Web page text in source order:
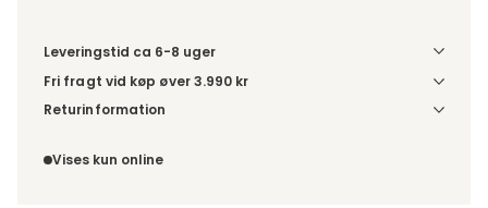
Leveringstid ca 6-8 uger
Fri fragt vid køp øver 3.990 kr
Vælg udførelse via “Træf dine valg” for at se
Returinformation
fortrydelsesret.
Vises kun online